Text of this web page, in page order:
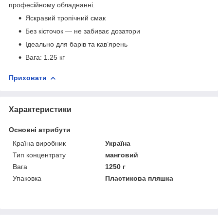
професійному обладнанні.
Яскравий тропічний смак
Без кісточок — не забиває дозатори
Ідеально для барів та кав’ярень
Вага: 1.25 кг
Приховати
Характеристики
Основні атрибути
Країна виробник
Україна
Тип концентрату
манговий
Вага
1250 г
Упаковка
Пластикова пляшка